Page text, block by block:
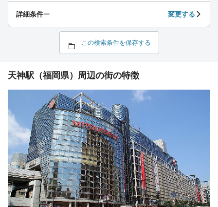
詳細条件ー 変更する
この検索条件を保存する
天神駅（福岡県）周辺の街の特徴